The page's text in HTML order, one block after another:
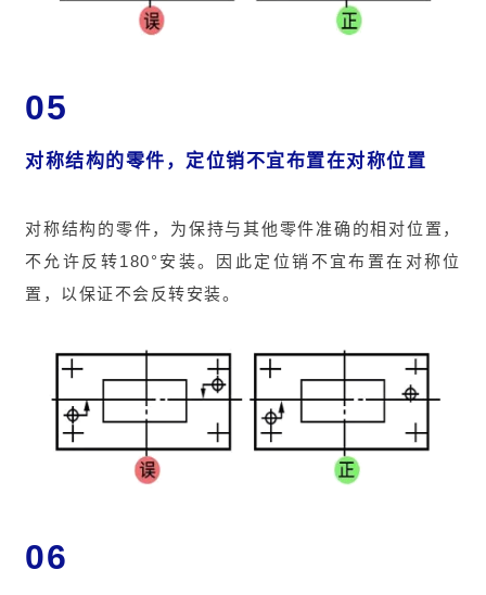
05
对称结构的零件，定位销不宜布置在对称位置
对称结构的零件，为保持与其他零件准确的相对位置，
不允许反转180°安装。因此定位销不宜布置在对称位
置，以保证不会反转安装。
06